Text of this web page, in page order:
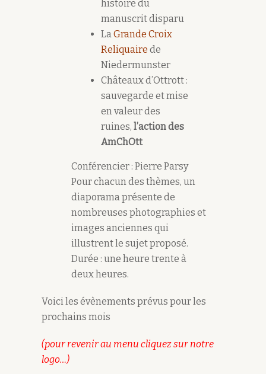
histoire du
manuscrit disparu
LaGrande Croix
Reliquaire de
Niedermunster
Châteaux d’Ottrott :
sauvegarde et mise
en valeur des
ruines, l’action des
AmChOtt
Conférencier : Pierre Parsy
Pour chacun des thèmes, un
diaporama présente de
nombreuses photographies et
images anciennes qui
illustrent le sujet proposé.
Durée : une heure trente à
deux heures.
Voici les évènements prévus pour les
prochains mois
(pour revenir au menu cliquez sur notre
logo…)